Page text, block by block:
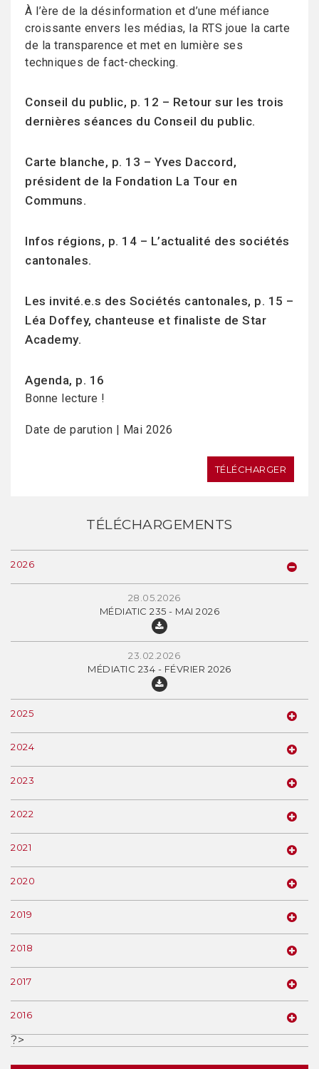
À l’ère de la désinformation et d’une méfiance
croissante envers les médias, la RTS joue la carte
de la transparence et met en lumière ses
techniques de fact-checking.
Conseil du public, p. 12 – Retour sur les trois
dernières séances du Conseil du public.
Carte blanche, p. 13 – Yves Daccord,
président de la Fondation La Tour en
Communs.
Infos régions, p. 14 – L’actualité des sociétés
cantonales.
Les invité.e.s des Sociétés cantonales, p. 15 –
Léa Doffey, chanteuse et finaliste de Star
Academy.
Agenda, p. 16
Bonne lecture !
Date de parution | Mai 2026
TÉLÉCHARGER
TÉLÉCHARGEMENTS
2026
28.05.2026
MÉDIATIC 235 - MAI 2026
23.02.2026
MÉDIATIC 234 - FÉVRIER 2026
2025
2024
2023
2022
2021
2020
2019
2018
2017
2016
?>